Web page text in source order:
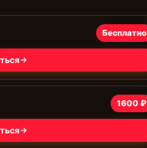
Бесплатно
1600 ₽